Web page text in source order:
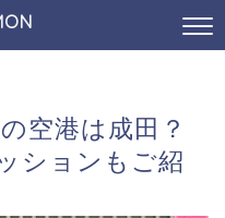
空港は成田？
ションもご紹